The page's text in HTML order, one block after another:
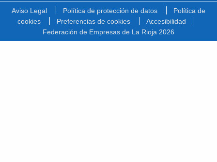
Aviso Legal Política de protección de datos
Política de
cookies
Preferencias de cookies
Accesibilidad
Federación de Empresas de La Rioja 2026